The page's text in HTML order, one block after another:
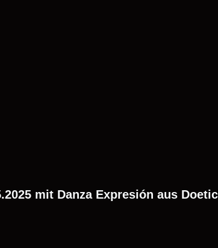
mit Danza Expresión aus